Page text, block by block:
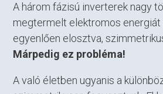
A három fázisú inverterek nagy
megtermelt elektromos energiát
egyenlően elosztva,
Márpedig ez probléma!
A való életben ugyanis a